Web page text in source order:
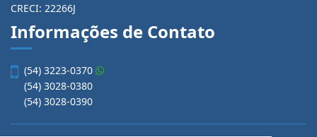
CRECI: 22266J
Informações de Contato
(54) 3223-0370
(54) 3028-0380
(54) 3028-0390